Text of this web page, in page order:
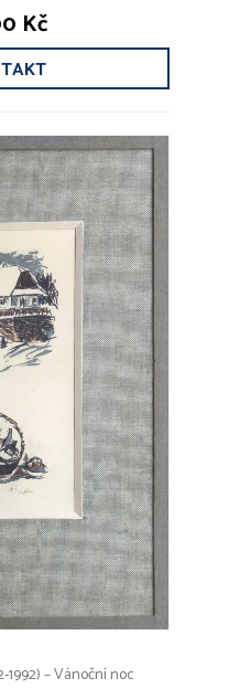
Kč
1992) – Vánoční noc